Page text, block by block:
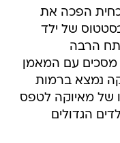
הפכה את
של ילד
הרבה
מסכים עם המאמן
נמצא ברמות
של מאיוקה לטפס
הגדולים